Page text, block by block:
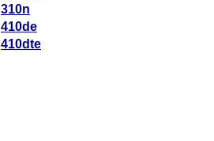
310n
410de
410dte